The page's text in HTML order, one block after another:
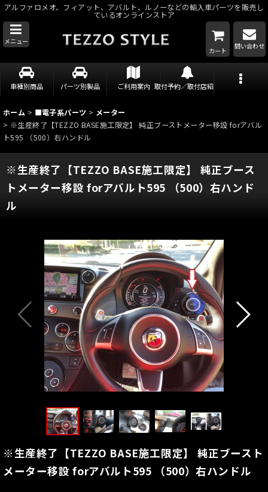
アルファロメオ、フィアット、アバルト、ルノーなどの輸入車パーツを販売し
ているオンラインストア
メニュー
カート
問い合わせ
車種別商品 パーツ別製品 ご利用案内 取付予約／取付店紹介
ホーム > ■電子系パーツ > メーター
> ※生産終了【TEZZO BASE施工限定】 純正ブーストメーター移設 forアバル
ト595 （500）右ハンドル
※生産終了【TEZZO BASE施工限定】 純正ブース
トメーター移設 forアバルト595 （500）右ハンド
ル
※生産終了【TEZZO BASE施工限定】 純正ブースト
メーター移設 forアバルト595 （500）右ハンドル